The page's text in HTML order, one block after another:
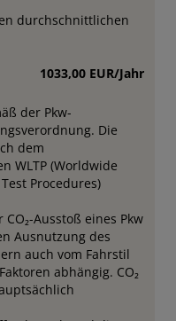
durchschnittlichen
1033,00 EUR/Jahr
der Pkw-
Die
dem
WLTP (Worldwide
Procedures)
Ausstoß eines Pkw
Ausnutzung des
auch vom Fahrstil
abhängig. CO₂